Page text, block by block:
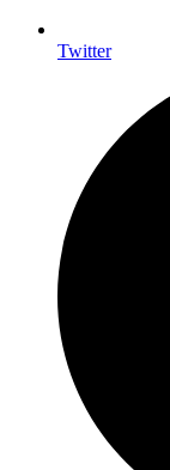
Twitter